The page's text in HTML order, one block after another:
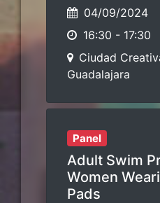
04/09/2024
16:30 - 17:30
Ciudad
Guadalajara
Panel
Adult Swim
Women
Pads